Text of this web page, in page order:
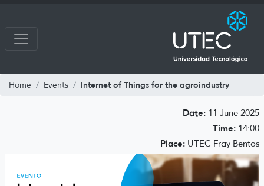
Home Events Internet of Things for the agroindustry
Date: 11 June 2025
Time: 14:00
Place: UTEC Fray Bentos